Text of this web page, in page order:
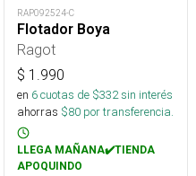
RAP092524-C
Flotador Boya
Ragot
$ 1.990
en 6cuotas de $332sin interés
ahorras $80 por transferencia.
LLEGA MAÑANA✔️TIENDA
APOQUINDO